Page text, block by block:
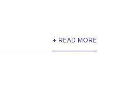
+ READ MORE